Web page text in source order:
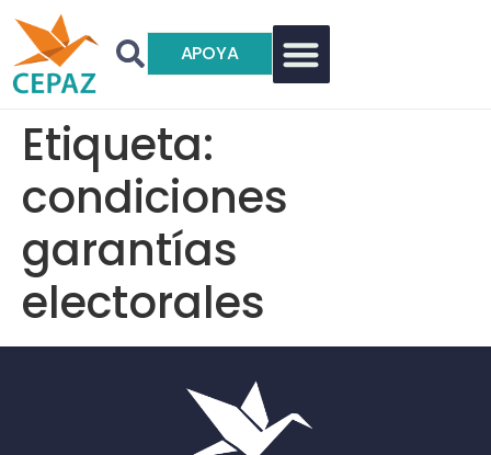
APOYA
Etiqueta:
condiciones
garantías
electorales